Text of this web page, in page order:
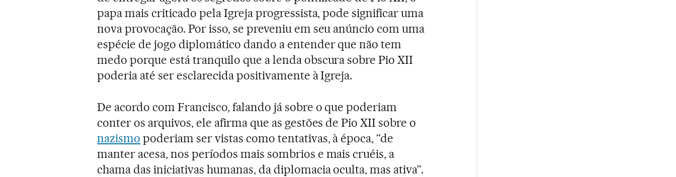
papa mais criticado pela Igreja progressista, pode significar uma
nova provocação. Por isso, se preveniu em seu anúncio com uma
espécie de jogo diplomático dando a entender que não tem
medo porque está tranquilo que a lenda obscura sobre Pio XII
poderia até ser esclarecida positivamente à Igreja.
De acordo com Francisco, falando já sobre o que poderiam
conter os arquivos, ele afirma que as gestões de Pio XII sobre o
nazismo poderiam ser vistas como tentativas, à época, “de
manter acesa, nos períodos mais sombrios e mais cruéis, a
chama das iniciativas humanas, da diplomacia oculta, mas ativa”.